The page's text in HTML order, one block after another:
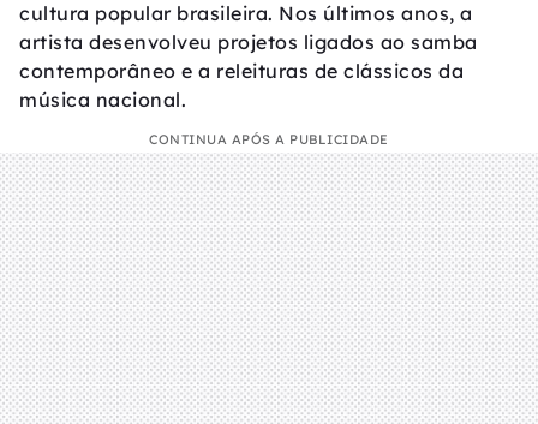
cultura popular brasileira. Nos últimos anos, a
artista desenvolveu projetos ligados ao samba
contemporâneo e a releituras de clássicos da
música nacional.
CONTINUA APÓS A PUBLICIDADE